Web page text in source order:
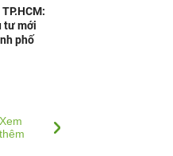
tư mới
phố
lên”,
lọt Top 10
Xem
thêm